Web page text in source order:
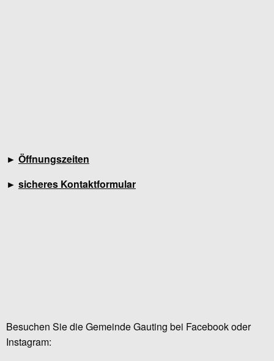
► Öffnungszeiten
► sicheres Kontaktformular
Besuchen Sie die Gemeinde Gauting bei Facebook oder
Instagram: